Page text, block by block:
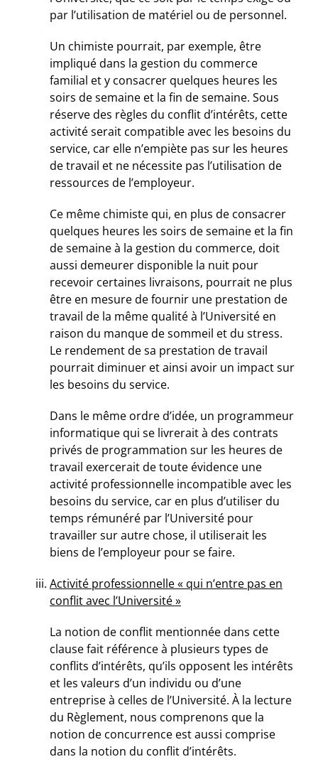
par l’utilisation de matériel ou de personnel.
Un chimiste pourrait, par exemple, être
impliqué dans la gestion du commerce
familial et y consacrer quelques heures les
soirs de semaine et la fin de semaine. Sous
réserve des règles du conflit d’intérêts, cette
activité serait compatible avec les besoins du
service, car elle n’empiète pas sur les heures
de travail et ne nécessite pas l’utilisation de
ressources de l’employeur.
Ce même chimiste qui, en plus de consacrer
quelques heures les soirs de semaine et la fin
de semaine à la gestion du commerce, doit
aussi demeurer disponible la nuit pour
recevoir certaines livraisons, pourrait ne plus
être en mesure de fournir une prestation de
travail de la même qualité à l’Université en
raison du manque de sommeil et du stress.
Le rendement de sa prestation de travail
pourrait diminuer et ainsi avoir un impact sur
les besoins du service.
Dans le même ordre d’idée, un programmeur
informatique qui se livrerait à des contrats
privés de programmation sur les heures de
travail exercerait de toute évidence une
activité professionnelle incompatible avec les
besoins du service, car en plus d’utiliser du
temps rémunéré par l’Université pour
travailler sur autre chose, il utiliserait les
biens de l’employeur pour se faire.
Activité professionnelle « qui n’entre pas en
conflit avec l’Université »
La notion de conflit mentionnée dans cette
clause fait référence à plusieurs types de
conflits d’intérêts, qu’ils opposent les intérêts
et les valeurs d’un individu ou d’une
entreprise à celles de l’Université. À la lecture
du Règlement, nous comprenons que la
notion de concurrence est aussi comprise
dans la notion du conflit d’intérêts.